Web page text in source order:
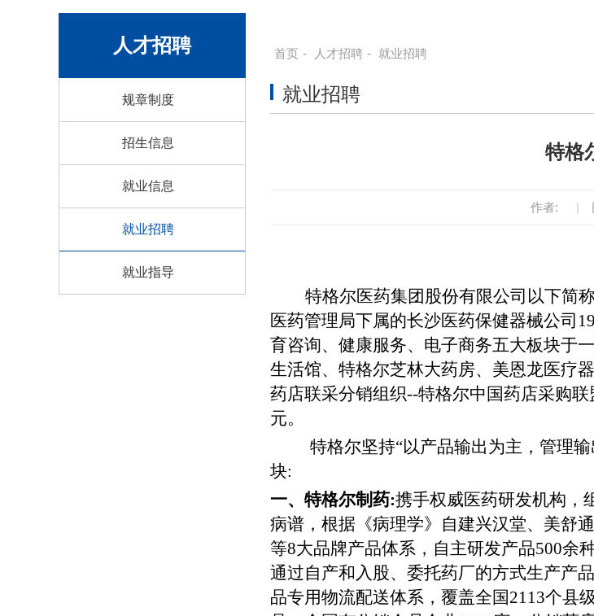
人才招聘
规章制度
招生信息
就业信息
就业招聘
就业指导
首页 - 人才招聘 - 就业招聘
就业招聘
特格
作者: |
特格尔医药集团股份有限公司以下简
医药管理局下属的长沙医药保健器械公司
育咨询、健康服务、电子商务五大板块于
生活馆、特格尔芝林大药房、美恩龙医疗
药店联采分销组织--特格尔中国药店采购联
元。
特格尔坚持“以产品输出为主，管理
块:
一、特格尔制药:携手权威医药研发机构，
病谱，根据《病理学》自建兴汉堂、美舒
等8大品牌产品体系，自主研发产品500余
通过自产和入股、委托药厂的方式生产产
品专用物流配送体系，覆盖全国2113个县